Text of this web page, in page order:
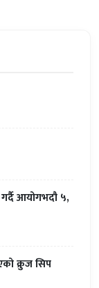
आयोगभदौ ५,
क्रुज सिप